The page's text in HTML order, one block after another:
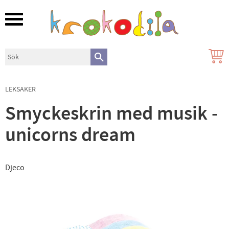
Meny
LEKSAKER
Smyckeskrin med musik -
unicorns dream
Djeco